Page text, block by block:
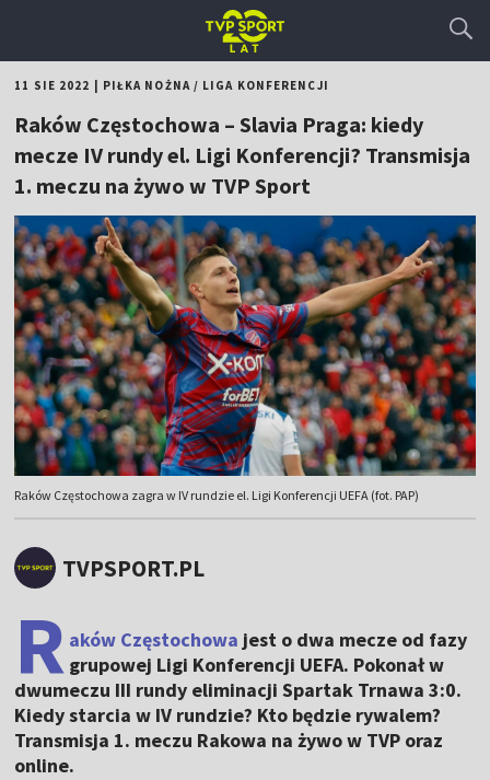
11 SIE 2022 PIŁKA NOŻNA/ LIGA KONFERENCJI
Raków Częstochowa – Slavia Praga: kiedy
mecze IV rundy el. Ligi Konferencji? Transmisja
1. meczu na żywo w TVP Sport
Raków Częstochowa zagra w IV rundzie el. Ligi Konferencji UEFA (fot. PAP)
TVPSPORT.PL
R aków Częstochowa jest o dwa mecze od fazy
grupowej Ligi Konferencji UEFA. Pokonał w
dwumeczu III rundy eliminacji Spartak Trnawa 3:0.
Kiedy starcia w IV rundzie? Kto będzie rywalem?
Transmisja 1. meczu Rakowa na żywo w TVP oraz
online.